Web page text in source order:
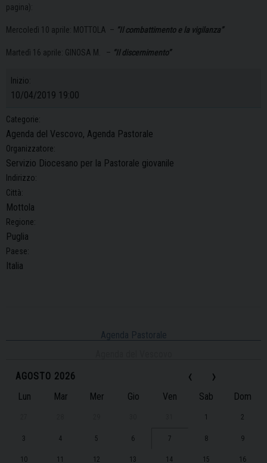
pagina):
Mercoledì 10 aprile: MOTTOLA – “Il combattimento e la vigilanza”
Martedì 16 aprile: GINOSA M. – “Il discernimento”
Inizio:
10/04/2019 19:00
Categorie:
Agenda del Vescovo, Agenda Pastorale
Organizzatore:
Servizio Diocesano per la Pastorale giovanile
Indirizzo:
Città:
Mottola
Regione:
Puglia
Paese:
Italia
Agenda Pastorale
‹
AGOSTO 2026 ›
Lun Mar Mer Gio Ven Sab Dom
1 2
3 4 5 6 7 8 9
10 11 12 13 14 15 16